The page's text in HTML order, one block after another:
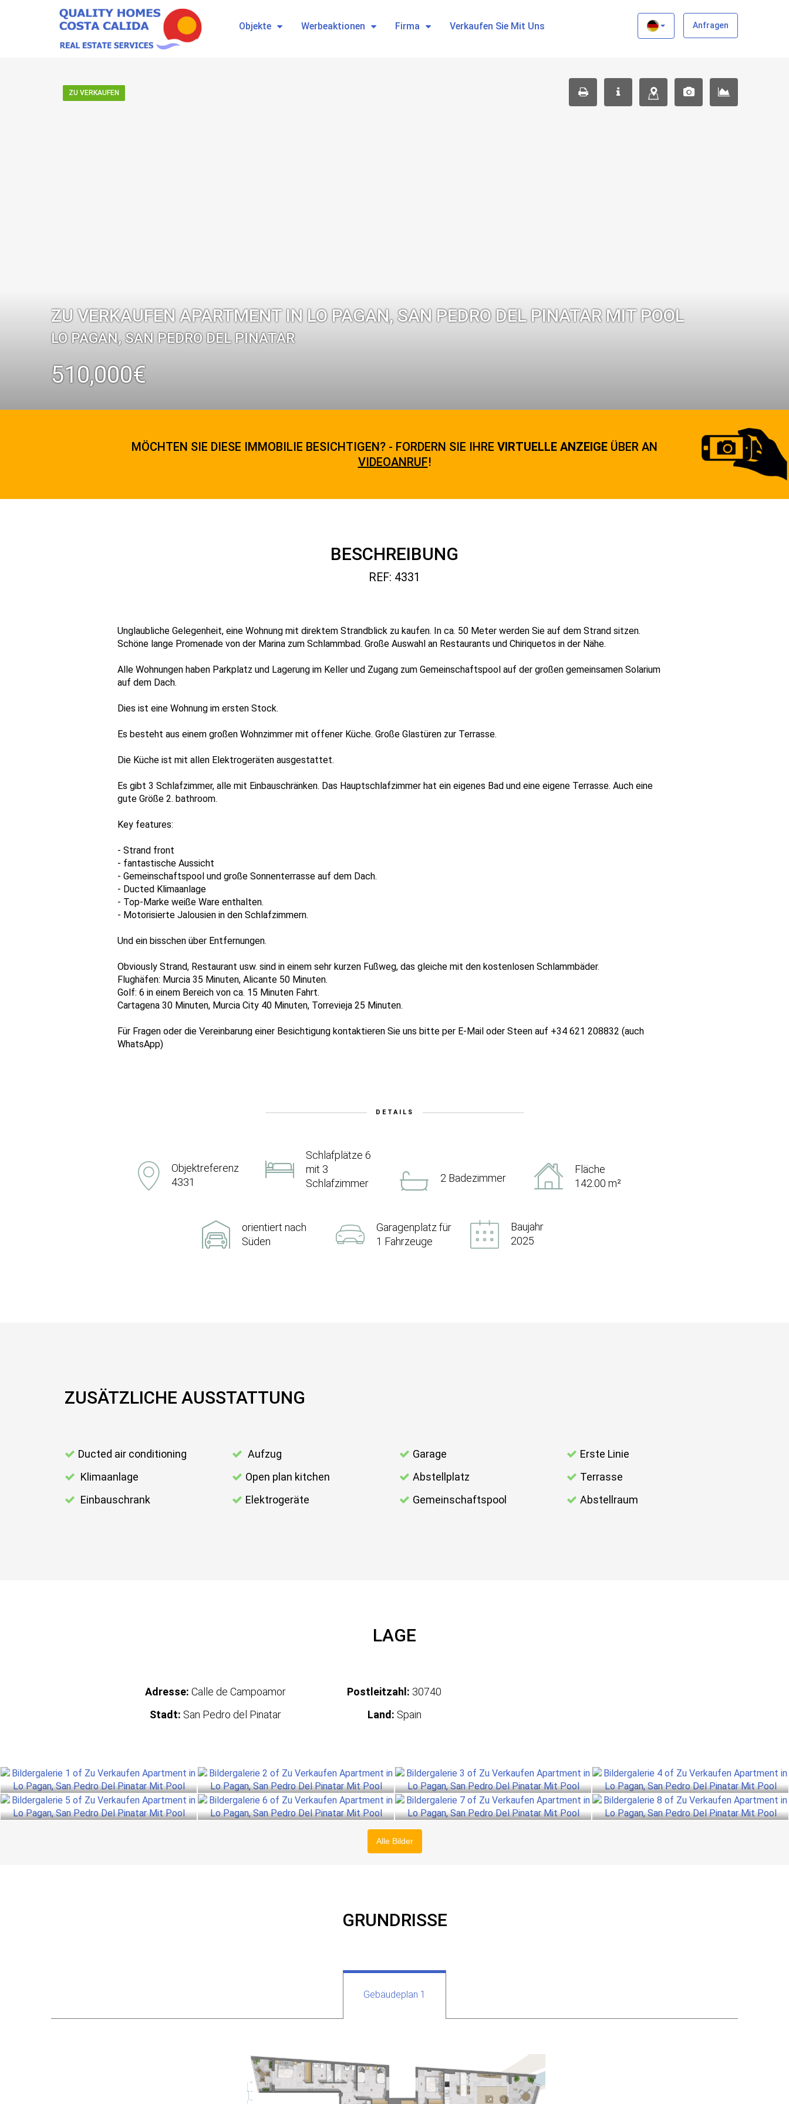
Objekte Werbeaktionen Firma Verkaufen Sie Mit Uns Anfragen
ZU VERKAUFEN
ZU VERKAUFEN APARTMENT IN LO PAGAN, SAN PEDRO DEL PINATAR MIT POOL
LO PAGAN, SAN PEDRO DEL PINATAR
510,000€
MÖCHTEN SIE DIESE IMMOBILIE BESICHTIGEN? - FORDERN SIE IHRE VIRTUELLE ANZEIGE ÜBER AN
VIDEOANRUF!
BESCHREIBUNG
REF: 4331
Unglaubliche Gelegenheit, eine Wohnung mit direktem Strandblick zu kaufen. In ca. 50 Meter werden Sie auf dem Strand sitzen.
Schöne lange Promenade von der Marina zum Schlammbad. Große Auswahl an Restaurants und Chiriquetos in der Nähe.
Alle Wohnungen haben Parkplatz und Lagerung im Keller und Zugang zum Gemeinschaftspool auf der großen gemeinsamen Solarium
auf dem Dach.
Dies ist eine Wohnung im ersten Stock.
Es besteht aus einem großen Wohnzimmer mit offener Küche. Große Glastüren zur Terrasse.
Die Küche ist mit allen Elektrogeräten ausgestattet.
Es gibt 3 Schlafzimmer, alle mit Einbauschränken. Das Hauptschlafzimmer hat ein eigenes Bad und eine eigene Terrasse. Auch eine
gute Größe 2. bathroom.
Key features:
- Strand front
- fantastische Aussicht
- Gemeinschaftspool und große Sonnenterrasse auf dem Dach.
- Ducted Klimaanlage
- Top-Marke weiße Ware enthalten.
- Motorisierte Jalousien in den Schlafzimmern.
Und ein bisschen über Entfernungen.
Obviously Strand, Restaurant usw. sind in einem sehr kurzen Fußweg, das gleiche mit den kostenlosen Schlammbäder.
Flughäfen: Murcia 35 Minuten, Alicante 50 Minuten.
Golf: 6 in einem Bereich von ca. 15 Minuten Fahrt.
Cartagena 30 Minuten, Murcia City 40 Minuten, Torrevieja 25 Minuten.
Für Fragen oder die Vereinbarung einer Besichtigung kontaktieren Sie uns bitte per E-Mail oder Steen auf +34 621 208832 (auch
WhatsApp)
DETAILS
Objektreferenz
4331
Schlafplätze 6
mit 3
Schlafzimmer
2 Badezimmer
Fläche
142.00 m²
orientiert nach
Süden
Garagenplatz für
1 Fahrzeuge
Baujahr
2025
ZUSÄTZLICHE AUSSTATTUNG
Ducted air conditioning
Klimaanlage
Einbauschrank
Aufzug
Open plan kitchen
Elektrogeräte
Garage
Abstellplatz
Gemeinschaftspool
Erste Linie
Terrasse
Abstellraum
LAGE
Adresse: Calle de Campoamor
Stadt: San Pedro del Pinatar
Postleitzahl: 30740
Land: Spain
Alle Bilder
GRUNDRISSE
Gebäudeplan 1